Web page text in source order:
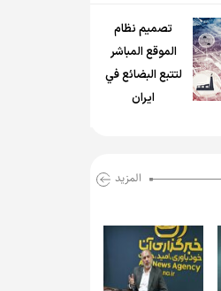
تصميم نظام
الموقع المباشر
لتتبع البضائع في
ايران
المزید